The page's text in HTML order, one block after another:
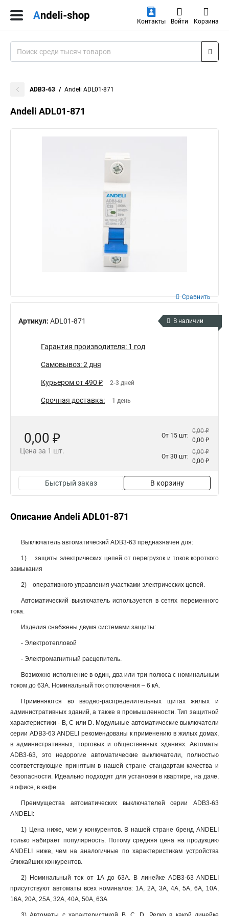
Контакты Войти Корзина
ADB3-63 Andeli ADL01-871
Andeli ADL01-871
Артикул: ADL01-871
Сравнить
В наличии
Гарантия производителя: 1 год
Самовывоз: 2 дня
Курьером от 490 ₽ 2-3 дней
Срочная доставка: 1 день
0,00 ₽
Цена за 1 шт.
От 15 шт:
0,00 ₽
0,00 ₽
От 30 шт:
0,00 ₽
0,00 ₽
Быстрый заказ В корзину
Описание Andeli ADL01-871
Выключатель автоматический ADB3-63 предназначен для:
1) защиты электрических цепей от перегрузок и токов короткого
замыкания
2) оперативного управления участками электрических цепей.
Автоматический выключатель используется в сетях переменного
тока.
Изделия снабжены двумя системами защиты:
- Электротепловой
- Электромагнитный расцепитель.
Возможно исполнение в один, два или три полюса с номинальным
током до 63А. Номинальный ток отключения – 6 кА.
Применяются во вводно-распределительных щитах жилых и
административных зданий, а также в промышленности. Тип защитной
характеристики - B, C или D. Модульные автоматические выключатели
серии ADB3-63 ANDELI рекомендованы к применению в жилых домах,
в административных, торговых и общественных зданиях. Автоматы
ADB3-63, это недорогие автоматические выключатели, полностью
соответствующие принятым в нашей стране стандартам качества и
безопасности. Идеально подходят для установки в квартире, на даче,
в офисе, в кафе.
Преимущества автоматических выключателей серии ADB3-63
ANDELI:
1) Цена ниже, чем у конкурентов. В нашей стране бренд ANDELI
только набирает популярность. Потому средняя цена на продукцию
ANDELI ниже, чем на аналогичные по характеристикам устройства
ближайших конкурентов.
2) Номинальный ток от 1А до 63А. В линейке ADB3-63 ANDELI
присутствуют автоматы всех номиналов: 1А, 2А, 3А, 4А, 5А, 6А, 10А,
16А, 20А, 25А, 32А, 40А, 50А, 63А